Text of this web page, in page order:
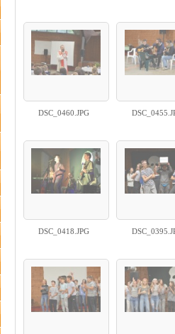
DSC_0460.JPG
DSC_0418.JPG